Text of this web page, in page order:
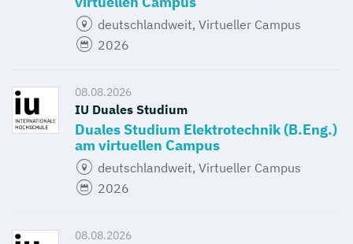
deutschlandweit, Virtueller Campus
2026
08.08.2026
IU Duales Studium
Duales Studium Elektrotechnik (B.Eng.)
am virtuellen Campus
deutschlandweit, Virtueller Campus
2026
08.08.2026